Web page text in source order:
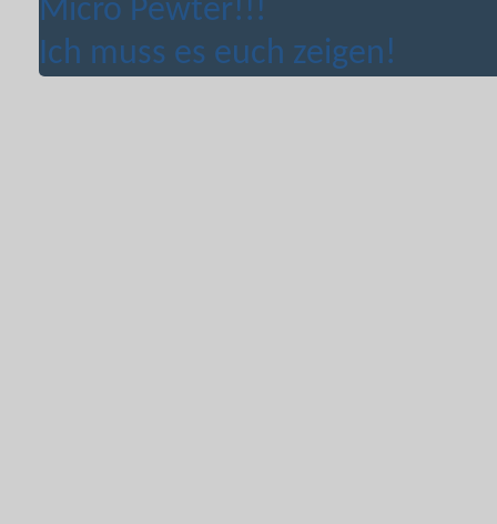
Micro Pewter!!!
Ich muss es euch zeigen!